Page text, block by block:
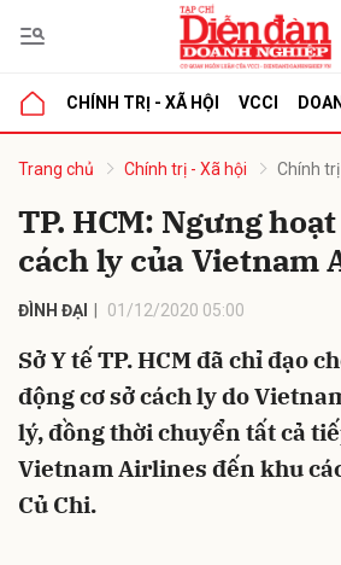
CHÍNH TRỊ - XÃ HỘI VCCI
Trang chủ Chính trị - Xã hội Chính trị
TP. HCM: Ngưng
cách ly của Vietnam
ĐÌNH ĐẠI 01/12/2020 05:00
Sở Y tế TP. HCM đã chỉ đạo
động cơ sở cách ly do
lý, đồng thời chuyển tất cả
Vietnam Airlines đến khu
Củ Chi.
luận